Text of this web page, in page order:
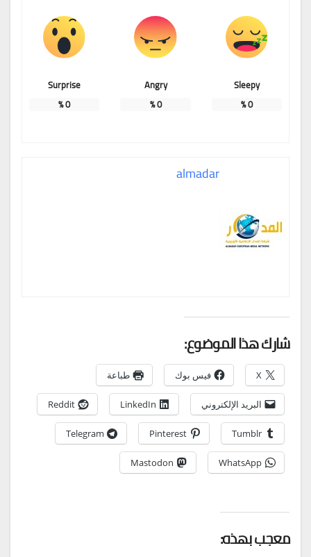
Sleepy
0
%
Angry
0
%
Surprise
0
%
almadar
شارك هذا الموضوع:
X فيس بوك طباعة
البريد الإلكتروني LinkedIn
Reddit
Tumblr
Pinterest
Telegram
WhatsApp
Mastodon
معجب بهذه: